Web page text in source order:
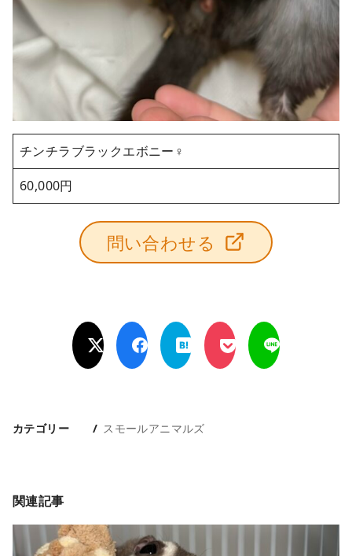
チンチラブラックエボニー♀
60,000円
問い合わせる
カテゴリー スモールアニマルズ
関連記事